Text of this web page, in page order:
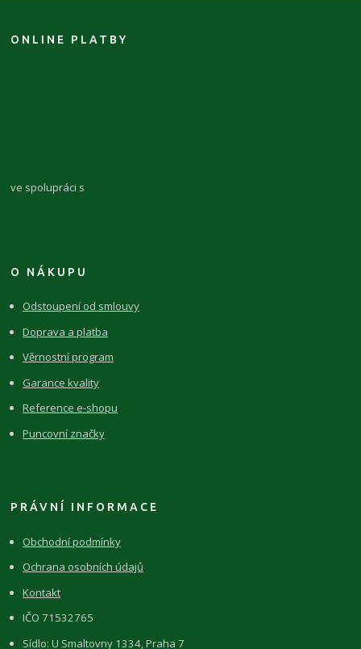
ONLINE PLATBY
ve spolupráci s
O NÁKUPU
Odstoupení od smlouvy
Doprava a platba
Věrnostní program
Garance kvality
Reference e-shopu
Puncovní značky
PRÁVNÍ INFORMACE
Obchodní podmínky
Ochrana osobních údajů
Kontakt
IČO 71532765
Sídlo: U Smaltovny 1334, Praha 7